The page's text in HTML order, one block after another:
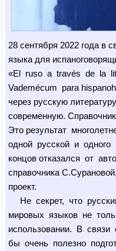
28 сентября 2022 года в
языка для
«El ruso a través de la
Vademécum para
через русскую
современную.
Это результат
одной русской и одного
концов отказался от
справочника
проект.
Не секрет, что
мировых языков не
использовании. В
бы очень полезно